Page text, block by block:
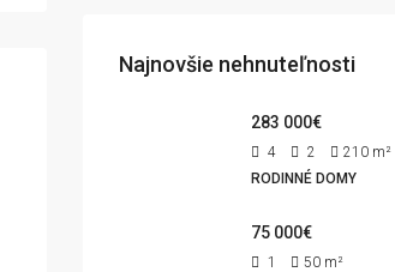
Najnovšie nehnuteľnosti
283 000€
4 2 210 m²
RODINNÉ DOMY
75 000€
1 50 m²